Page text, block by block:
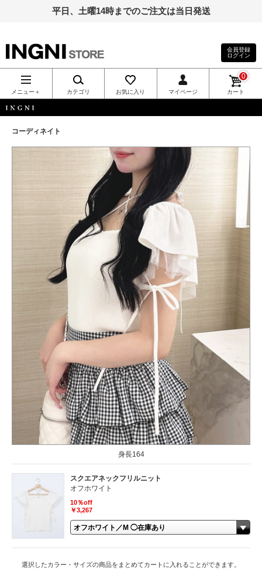
平日、土曜14時までのご注文は当日発送
INGNI（イン
グ）公式通
販｜INGNI
STORE
会員登録
ログイン
メニュー＋ カテゴリ お気に入り マイページ カート
0
コーディネイト
身長164
スクエアネックフリルニット
オフホワイト
10％off
￥3,267
選択したカラー・サイズの商品をまとめてカートに入れることができます。